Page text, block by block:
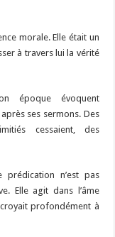
morale. Elle était un
à travers lui la vérité
époque évoquent
ses sermons. Des
cessaient, des
n’est pas
Elle agit dans l’âme
profondément à